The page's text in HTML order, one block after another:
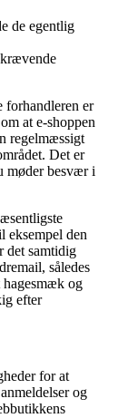
de egentlig
forhandleren er
at e-shoppen
regelmæssigt
Det er
møder besvær i
eksempel den
det samtidig
således
hagesmæk og
efter
for at
og